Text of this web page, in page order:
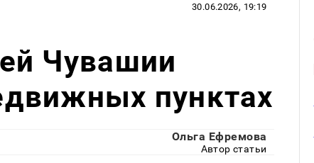
30.06.2026, 19:19
Чувашии
пунктах
Ольга Ефремова
Автор статьи